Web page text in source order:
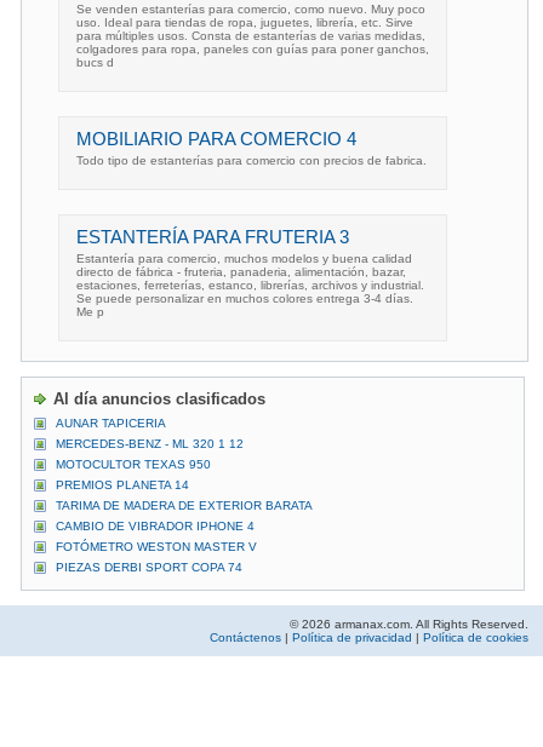
Se venden estanterías para comercio, como nuevo. Muy poco
uso. Ideal para tiendas de ropa, juguetes, librería, etc. Sirve
para múltiples usos. Consta de estanterías de varias medidas,
colgadores para ropa, paneles con guías para poner ganchos,
bucs d
MOBILIARIO PARA COMERCIO 4
Todo tipo de estanterías para comercio con precios de fabrica.
ESTANTERÍA PARA FRUTERIA 3
Estantería para comercio, muchos modelos y buena calidad
directo de fábrica - fruteria, panaderia, alimentación, bazar,
estaciones, ferreterías, estanco, librerías, archivos y industrial.
Se puede personalizar en muchos colores entrega 3-4 días.
Me p
Al día anuncios clasificados
AUNAR TAPICERIA
MERCEDES-BENZ - ML 320 1 12
MOTOCULTOR TEXAS 950
PREMIOS PLANETA 14
TARIMA DE MADERA DE EXTERIOR BARATA
CAMBIO DE VIBRADOR IPHONE 4
FOTÓMETRO WESTON MASTER V
PIEZAS DERBI SPORT COPA 74
© 2026 armanax.com. All Rights Reserved.
Contáctenos | Política de privacidad | Política de cookies